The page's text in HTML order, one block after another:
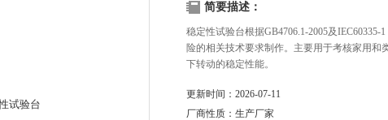
简要描述：
稳定性试验台根据GB4706.1-2005及IEC60335-
险的相关技术要求制作。主要用于考核家用和
下转动的稳定性能。
更新时间： 2026-07-11
厂商性质： 生产厂家